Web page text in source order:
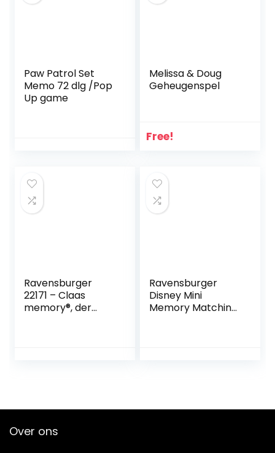
Paw Patrol Set
Memo 72 dlg /Pop
Up game
Melissa & Doug
Geheugenspel
Free!
Ravensburger
22171 – Claas
memory®, der
Ravensburger
Disney Mini
Memory Matching
Over ons